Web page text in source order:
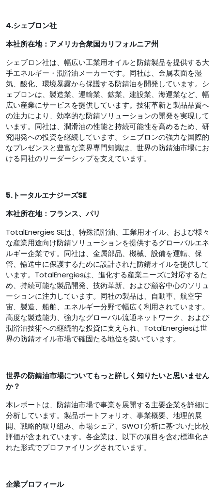
4.シェブロン社
本社所在地：アメリカ合衆国カリフォルニア州
シェブロン社は、幅広い工業用オイルと防錆製品を提供する大
手エネルギー・潤滑油メーカーです。同社は、金属表面を湿
気、酸化、環境暴露から保護する防錆油を開発しています。シ
ェブロンは、製造業、運輸業、鉱業、建設業、海運業など、幅
広い産業にサービスを提供しています。技術革新と製品品質へ
の注力により、効率的な防錆ソリューションの開発を実現して
います。同社は、潤滑油の性能と持続可能性を高めるため、研
究開発への投資を継続しています。シェブロンの強力な国際的
なプレゼンスと豊富な業界専門知識は、世界の防錆油市場にお
ける同社のリーダーシップを支えています。
5.トータルエナジーズSE
本社所在地： フランス、パリ
TotalEnergies SEは、特殊潤滑油、工業用オイル、および様々
な産業用途向け防錆ソリューションを提供するグローバルエネ
ルギー企業です。同社は、金属部品、機械、設備を運転、保
管、輸送中に保護するために設計された防錆オイルを提供して
います。TotalEnergiesは、進化する産業ニーズに対応するた
め、持続可能な製品開発、技術革新、および顧客中心のソリュ
ーションに注力しています。同社の製品は、自動車、航空宇
宙、製造、船舶、エネルギー分野で幅広く利用されています。
高度な製造能力、強力なグローバル流通ネットワーク、および
潤滑油技術への継続的な投資に支えられ、TotalEnergiesは世
界の防錆オイル市場で確固たる地位を築いています。
世界の防錆油市場についてもっと詳しく知りたいと思いません
か？
本レポートは、防錆油市場で事業を展開する主要企業を詳細に
分析しています。製品ポートフォリオ、事業概要、地理的展
開、戦略的取り組み、市場シェア、SWOT分析に基づいた比較
評価が含まれています。各企業は、以下の項目を含む標準化さ
れた形式でプロファイリングされています。
企業プロフィール